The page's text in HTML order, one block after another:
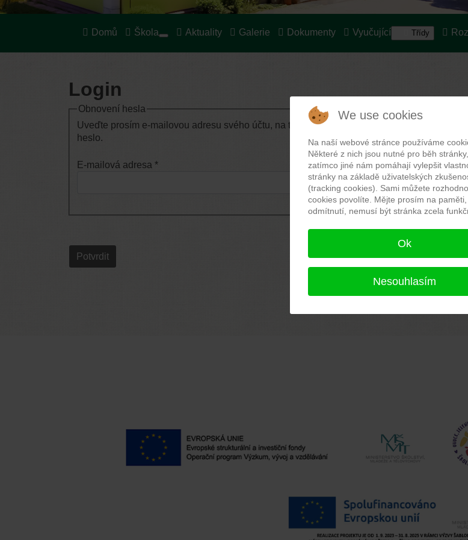
Domů Škola
Více o: Škola
Aktuality Galerie Dokumenty Vyučující Třídy
Login
Obnovení hesla
Uveďte prosím e-mailovou adresu svého účtu, na tuto adresu vám bude zaslán ověřovací
heslo.
E-mailová adresa *
Potvrdit
We use cookies
Na naší webové stránce používáme
Některé z nich jsou nutné pro běh stránky,
zatímco jiné nám pomáhají vylepšit
stránky na základě uživatelských
(tracking cookies). Sami můžete
cookies povolíte. Mějte prosím na
odmítnutí, nemusí být stránka zcela
Ok
Nesouhlasím